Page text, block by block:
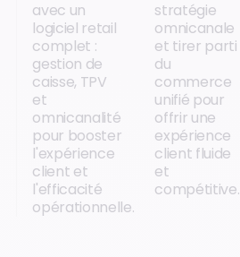
avec un
logiciel retail
complet :
gestion de
caisse, TPV
et
omnicanalité
pour booster
l'expérience
client et
l'efficacité
opérationnelle.
stratégie
omnicanale
et tirer parti
du
commerce
unifié pour
offrir une
expérience
client fluide
et
compétitive.